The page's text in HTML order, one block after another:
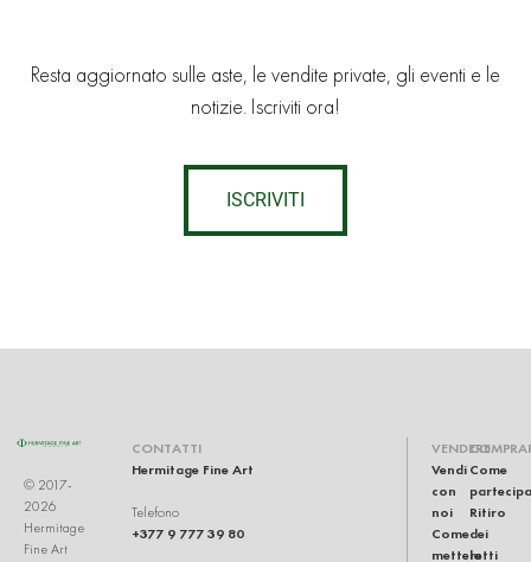
Resta aggiornato sulle aste, le vendite private, gli eventi e le
notizie. Iscriviti ora!
ISCRIVITI
© 2017-
2026
Hermitage
Fine Art
CONTATTI
Hermitage Fine Art
Telefono
+377 9 777 39 80
VENDERE
Vendi
con
noi
Come
mettere
Come
Ritiro
dei
lotti